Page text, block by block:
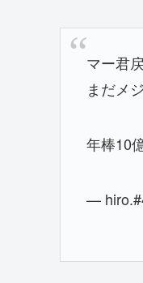
マー君
まだメ
年棒10
—